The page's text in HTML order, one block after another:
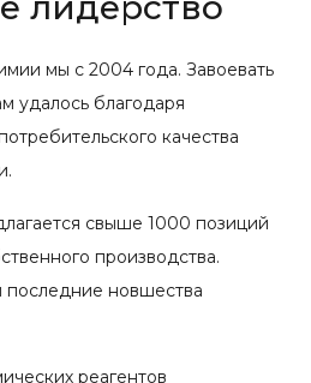
мы с 2004 года. Завоевать
удалось благодаря
качества
свыше 1000 позиций
производства.
последние новшества
реагентов